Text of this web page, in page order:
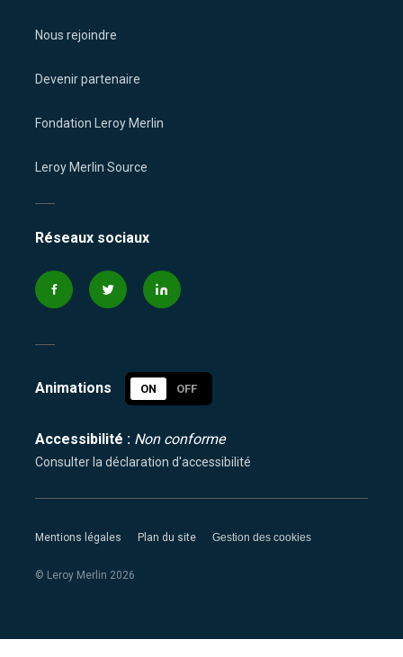
Nous rejoindre
Devenir partenaire
Fondation Leroy Merlin
Leroy Merlin Source
Réseaux sociaux
Animations ON OFF
Accessibilité : Non conforme
Consulter la déclaration d'accessibilité
Mentions légales Plan du site Gestion des cookies
© Leroy Merlin 2026